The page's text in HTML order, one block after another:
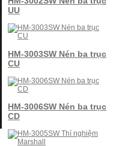
UU
HM-3003SW Nén ba trục
CU
HM-3006SW Nén ba trục
CD